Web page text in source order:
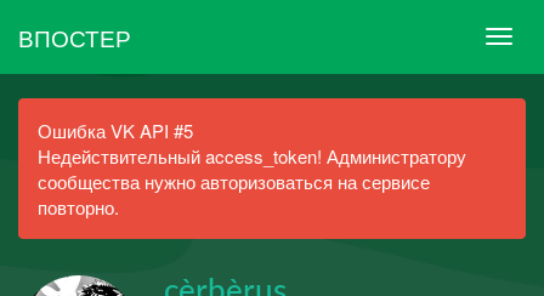
ВПОСТЕР
Ошибка VK API #5
Недействительный access_token! Администратору
сообщества нужно авторизоваться на сервисе
повторно.